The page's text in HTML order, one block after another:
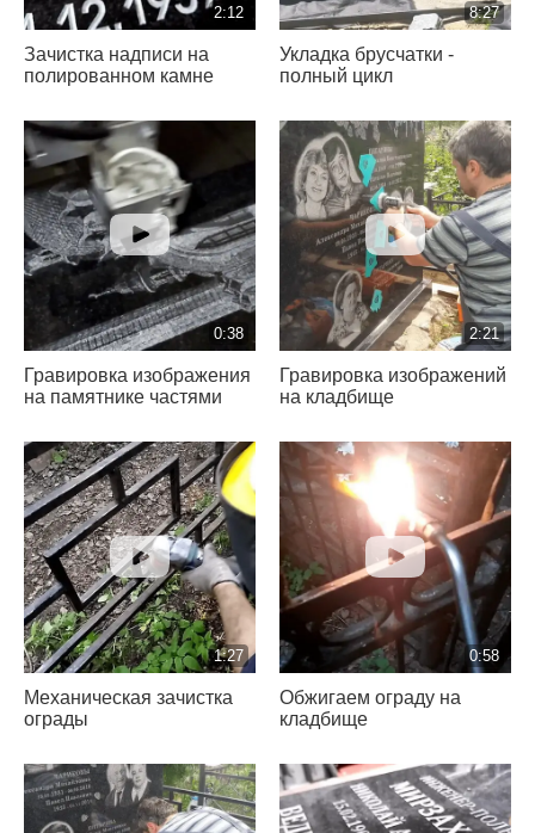
2:12
Зачистка надписи на
полированном камне
8:27
Укладка брусчатки -
полный цикл
0:38
Гравировка изображения
на памятнике частями
2:21
Гравировка изображений
на кладбище
1:27
Механическая зачистка
ограды
0:58
Обжигаем ограду на
кладбище